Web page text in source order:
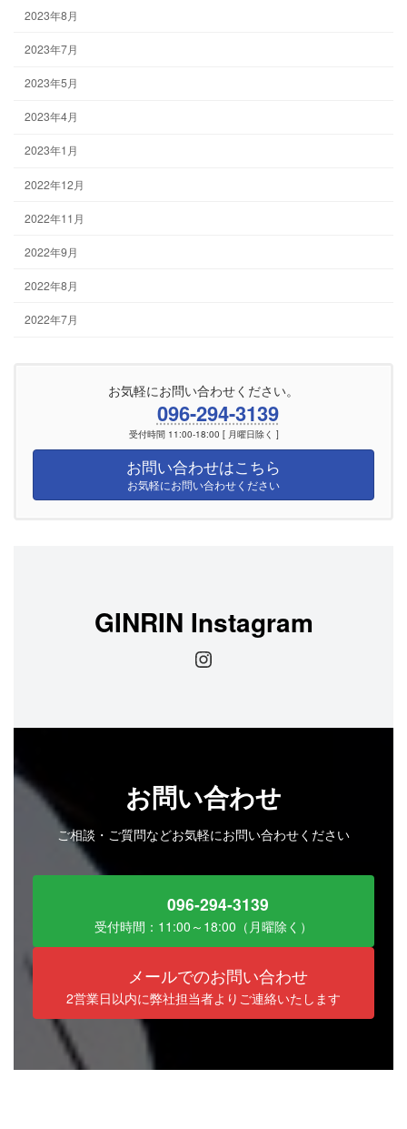
2023年8月
2023年7月
2023年5月
2023年4月
2023年1月
2022年12月
2022年11月
2022年9月
2022年8月
2022年7月
お気軽にお問い合わせください。
096-294-3139
受付時間 11:00-18:00 [ 月曜日除く ]
お問い合わせはこちら
お気軽にお問い合わせください
GINRIN Instagram
Instagram
お問い合わせ
ご相談・ご質問などお気軽にお問い合わせください
096-294-3139
受付時間：11:00～18:00（月曜除く）
メールでのお問い合わせ
2営業日以内に弊社担当者よりご連絡いたします